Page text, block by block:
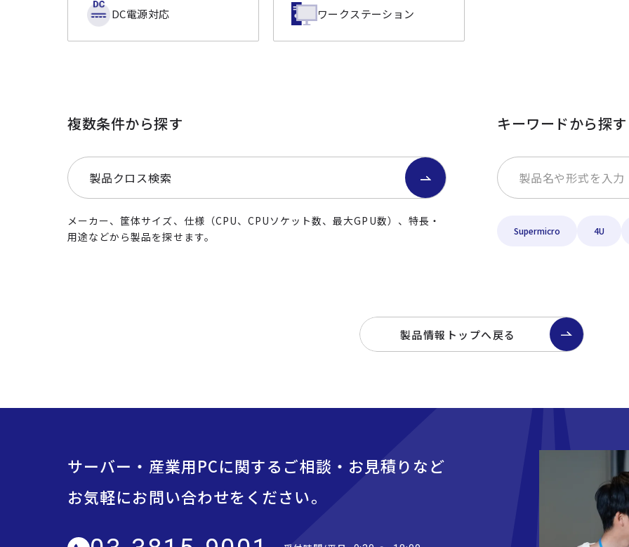
DC電源対応 ワークステーション
複数条件から探す
製品クロス検索
メーカー、筐体サイズ、仕様（CPU、CPUソケット数、最大GPU数）、特長・
用途などから製品を探せます。
キーワードから探す
Supermicro 4U
製品情報トップへ戻る
サーバー・産業用PCに関するご相談・お見積りなど
お気軽にお問い合わせをください。